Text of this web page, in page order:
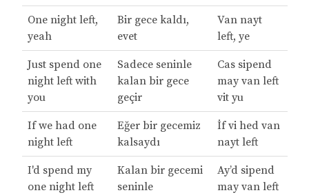
One night left,
yeah
Bir gece kaldı,
evet
Van nayt
left, ye
Just spend one
night left with
you
Sadece seninle
kalan bir gece
geçir
Cas sipend
may van left
vit yu
If we had one
night left
Eğer bir gecemiz
kalsaydı
İf vi hed van
nayt left
I'd spend my
one night left
Kalan bir gecemi
seninle
Ay’d sipend
may van left